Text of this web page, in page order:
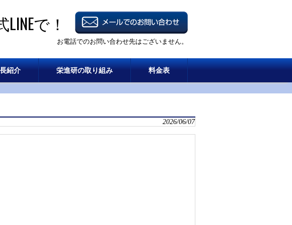
で！
お電話でのお問い合わせ先はございません。
紹介 栄進研の取り組み 料金表
2026/06/07